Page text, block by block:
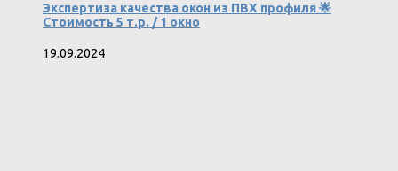
Экспертиза качества окон из ПВХ профиля 🌟
Стоимость 5 т.р. / 1 окно
19.09.2024